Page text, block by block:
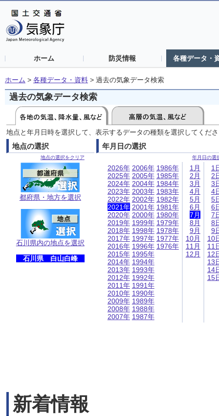
ホーム 防災情報 各種データ・
ホーム > 各種データ・資料 > 過去の気象データ検索
過去の気象データ検索
地点と年月日時を選択して、表示するデータの種類を選択してくだ
地点の選択
地点の選択をクリア
都府県・地方を選択
石川県内の地点を選択
石川県 白山白峰
年月日の選択
年月日の選
2026年
2025年
2024年
2023年
2022年
2021年
2020年
2019年
2018年
2017年
2016年
2015年
2014年
2013年
2012年
2011年
2010年
2009年
2008年
2007年
2006年
2005年
2004年
2003年
2002年
2001年
2000年
1999年
1998年
1997年
1996年
1995年
1994年
1993年
1992年
1991年
1990年
1989年
1988年
1987年
1986年
1985年
1984年
1983年
1982年
1981年
1980年
1979年
1978年
1977年
1976年
1月
2月
3月
4月
5月
6月
7月
8月
9月
10月
11月
12月
1
2
3
4
5
6
7
8
9
10
11
12
13
14
15
新着情報